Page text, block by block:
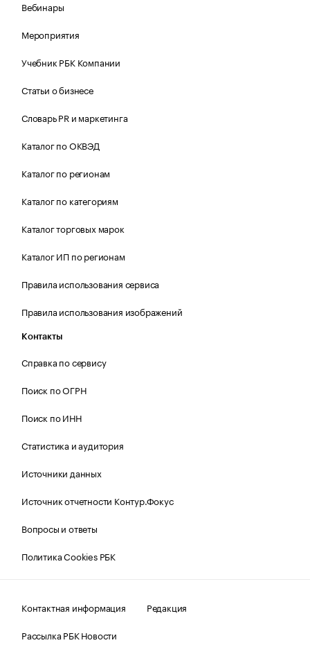
Вебинары
Мероприятия
Учебник РБК Компании
Статьи о бизнесе
Словарь PR и маркетинга
Каталог по ОКВЭД
Каталог по регионам
Каталог по категориям
Каталог торговых марок
Каталог ИП по регионам
Правила использования сервиса
Правила использования изображений
Контакты
Справка по сервису
Поиск по ОГРН
Поиск по ИНН
Статистика и аудитория
Источники данных
Источник отчетности Контур.Фокус
Вопросы и ответы
Политика Cookies РБК
Контактная информация
Редакция
Рассылка РБК Новости